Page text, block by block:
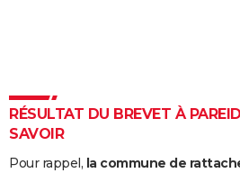
Dictionnaire
Biographies
Citations
Expressions
Proverbes
PROGRAMME TV
RÉSULTAT DU BREVET À
SAVOIR
Pour rappel, la commune de